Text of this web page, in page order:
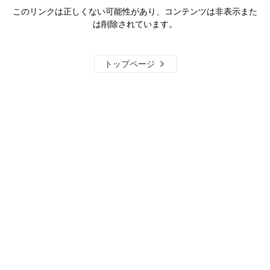
このリンクは正しくない可能性があり、コンテンツは非表示また
は削除されています。
トップページ